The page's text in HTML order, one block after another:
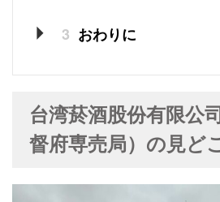
3 おわりに
台湾菸酒股份有限公
督府専売局）の見ど